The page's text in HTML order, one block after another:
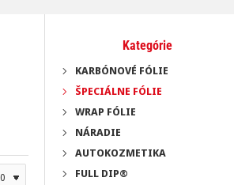
Kategórie
KARBÓNOVÉ FÓLIE
ŠPECIÁLNE FÓLIE
WRAP FÓLIE
NÁRADIE
AUTOKOZMETIKA
FULL DIP®